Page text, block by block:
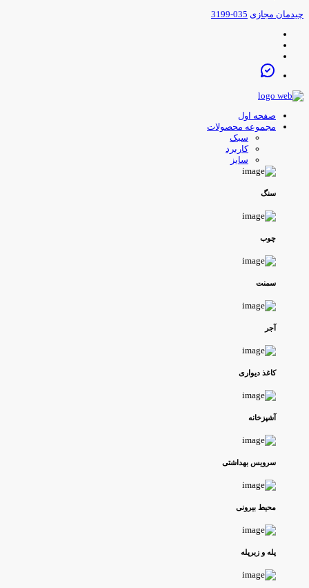
مجازی 035-3199
صفحه اول
مجموعه محصولات
سبک
کاربرد
سایز
سنگ
چوب
سمنت
آجر
کاغذ دیواری
آشپزخانه
سرویس بهداشتی
محیط بیرونی
پله و زیرپله